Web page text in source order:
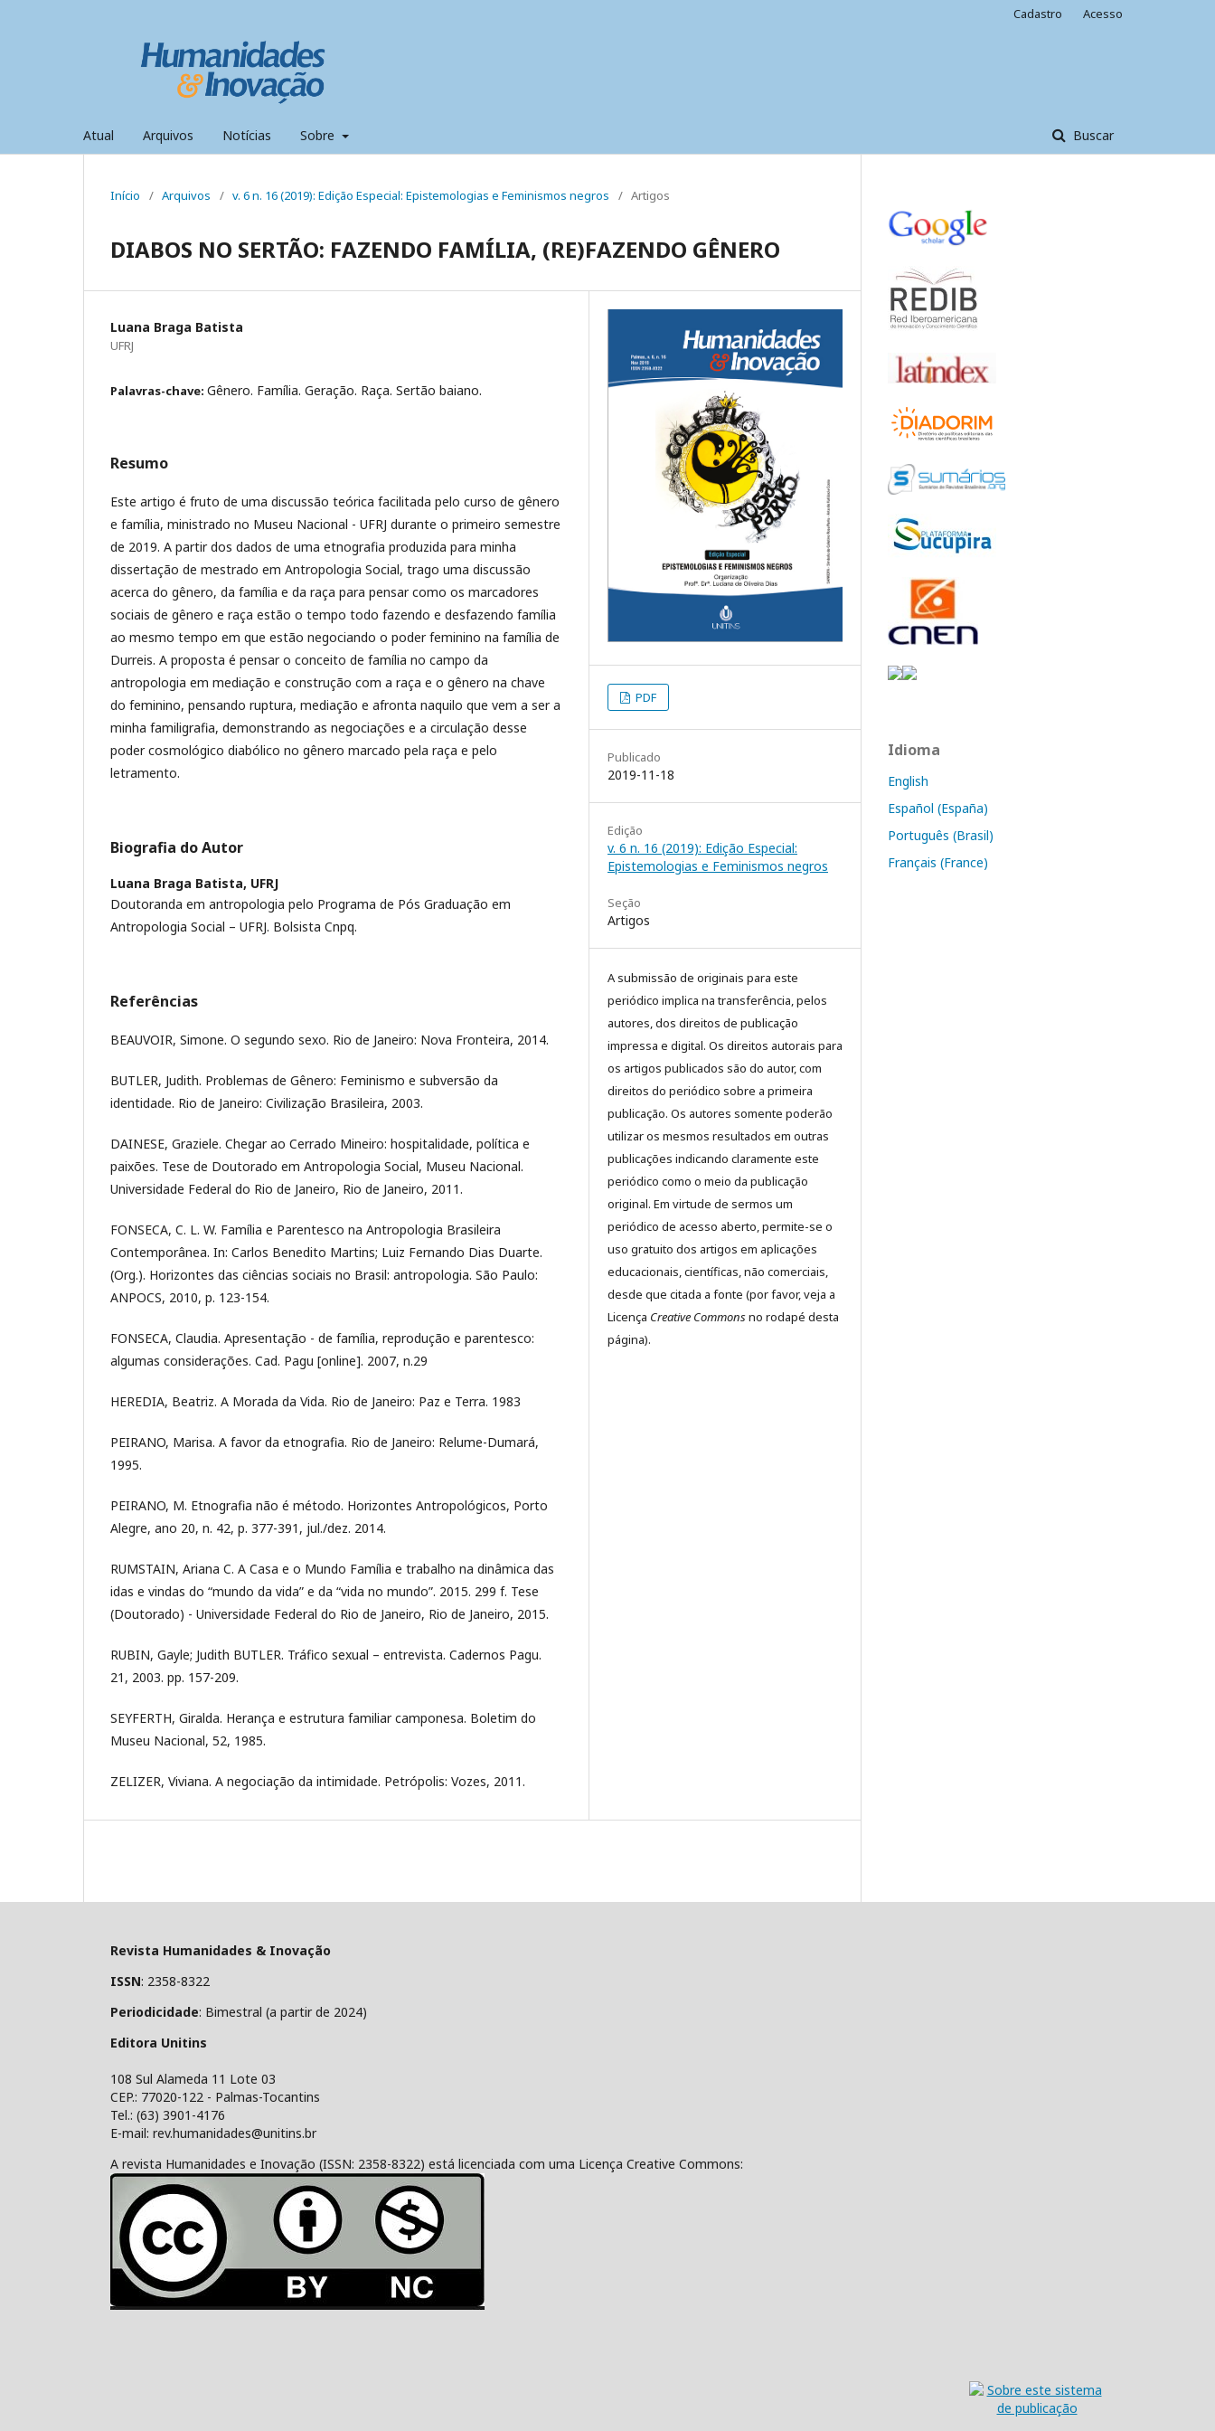
Atual Arquivos Notícias Sobre Buscar
Cadastro Acesso
Início / Arquivos / v. 6 n. 16 (2019): Edição Especial: Epistemologias e Feminismos negros / Artigos
DIABOS NO SERTÃO: FAZENDO FAMÍLIA, (RE)FAZENDO GÊNERO
Luana Braga Batista
UFRJ
Palavras-chave: Gênero. Família. Geração. Raça. Sertão baiano.
Resumo
Este artigo é fruto de uma discussão teórica facilitada pelo curso de gênero
e família, ministrado no Museu Nacional - UFRJ durante o primeiro semestre
de 2019. A partir dos dados de uma etnografia produzida para minha
dissertação de mestrado em Antropologia Social, trago uma discussão
acerca do gênero, da família e da raça para pensar como os marcadores
sociais de gênero e raça estão o tempo todo fazendo e desfazendo família
ao mesmo tempo em que estão negociando o poder feminino na família de
Durreis. A proposta é pensar o conceito de família no campo da
antropologia em mediação e construção com a raça e o gênero na chave
do feminino, pensando ruptura, mediação e afronta naquilo que vem a ser a
minha familigrafia, demonstrando as negociações e a circulação desse
poder cosmológico diabólico no gênero marcado pela raça e pelo
letramento.
Biografia do Autor
Luana Braga Batista, UFRJ
Doutoranda em antropologia pelo Programa de Pós Graduação em
Antropologia Social – UFRJ. Bolsista Cnpq.
Referências
BEAUVOIR, Simone. O segundo sexo. Rio de Janeiro: Nova Fronteira, 2014.
BUTLER, Judith. Problemas de Gênero: Feminismo e subversão da
identidade. Rio de Janeiro: Civilização Brasileira, 2003.
DAINESE, Graziele. Chegar ao Cerrado Mineiro: hospitalidade, política e
paixões. Tese de Doutorado em Antropologia Social, Museu Nacional.
Universidade Federal do Rio de Janeiro, Rio de Janeiro, 2011.
FONSECA, C. L. W. Família e Parentesco na Antropologia Brasileira
Contemporânea. In: Carlos Benedito Martins; Luiz Fernando Dias Duarte.
(Org.). Horizontes das ciências sociais no Brasil: antropologia. São Paulo:
ANPOCS, 2010, p. 123-154.
FONSECA, Claudia. Apresentação - de família, reprodução e parentesco:
algumas considerações. Cad. Pagu [online]. 2007, n.29
HEREDIA, Beatriz. A Morada da Vida. Rio de Janeiro: Paz e Terra. 1983
PEIRANO, Marisa. A favor da etnografia. Rio de Janeiro: Relume-Dumará,
1995.
PEIRANO, M. Etnografia não é método. Horizontes Antropológicos, Porto
Alegre, ano 20, n. 42, p. 377-391, jul./dez. 2014.
RUMSTAIN, Ariana C. A Casa e o Mundo Família e trabalho na dinâmica das
idas e vindas do “mundo da vida” e da “vida no mundo”. 2015. 299 f. Tese
(Doutorado) - Universidade Federal do Rio de Janeiro, Rio de Janeiro, 2015.
RUBIN, Gayle; Judith BUTLER. Tráfico sexual – entrevista. Cadernos Pagu.
21, 2003. pp. 157-209.
SEYFERTH, Giralda. Herança e estrutura familiar camponesa. Boletim do
Museu Nacional, 52, 1985.
ZELIZER, Viviana. A negociação da intimidade. Petrópolis: Vozes, 2011.
PDF
Publicado
2019-11-18
Edição
v. 6 n. 16 (2019): Edição Especial:
Epistemologias e Feminismos negros
Seção
Artigos
A submissão de originais para este
periódico implica na transferência, pelos
autores, dos direitos de publicação
impressa e digital. Os direitos autorais para
os artigos publicados são do autor, com
direitos do periódico sobre a primeira
publicação. Os autores somente poderão
utilizar os mesmos resultados em outras
publicações indicando claramente este
periódico como o meio da publicação
original. Em virtude de sermos um
periódico de acesso aberto, permite-se o
uso gratuito dos artigos em aplicações
educacionais, científicas, não comerciais,
desde que citada a fonte (por favor, veja a
Licença Creative Commonsno rodapé desta
página).
Idioma
English
Español (España)
Português (Brasil)
Français (France)
Revista Humanidades & Inovação
ISSN: 2358-8322
Periodicidade: Bimestral (a partir de 2024)
Editora Unitins
108 Sul Alameda 11 Lote 03
CEP.: 77020-122 - Palmas-Tocantins
Tel.: (63) 3901-4176
E-mail: rev.humanidades@unitins.br
A revista Humanidades e Inovação (ISSN: 2358-8322) está licenciada com uma Licença Creative Commons: